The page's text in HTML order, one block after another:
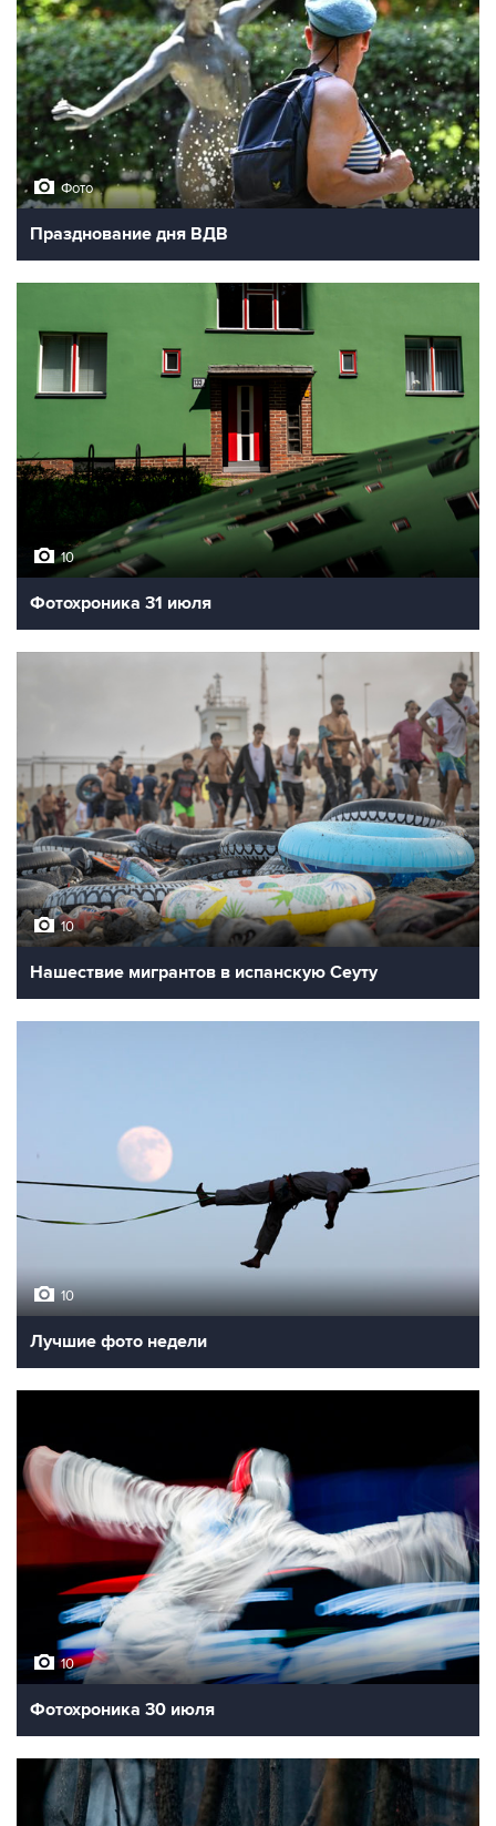
Фото
Празднование дня ВДВ
10
Фотохроника 31 июля
10
Нашествие мигрантов в испанскую Сеуту
10
Лучшие фото недели
10
Фотохроника 30 июля